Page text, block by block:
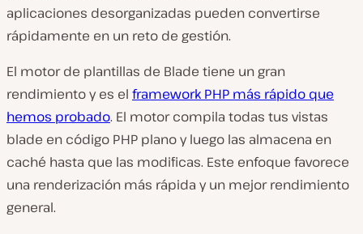
aplicaciones desorganizadas pueden convertirse
rápidamente en un reto de gestión.
El motor de plantillas de Blade tiene un gran
rendimiento y es el framework PHP más rápido que
hemos probado. El motor compila todas tus vistas
blade en código PHP plano y luego las almacena en
caché hasta que las modificas. Este enfoque favorece
una renderización más rápida y un mejor rendimiento
general.